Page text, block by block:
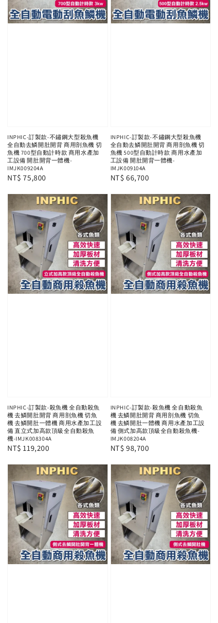
INPHIC-訂製款-不鏽鋼大型殺魚機
全自動去鱗開肚開背 商用剖魚機 切
魚機 700型自動計時款 商用水產加
工設備 開肚開背一體機-
IMJK009204A
Regular
NT$ 75,800
INPHIC-訂製款-不鏽鋼大型殺魚機
全自動去鱗開肚開背 商用剖魚機 切
魚機 500型自動計時款 商用水產加
工設備 開肚開背一體機-
IMJK009104A
Regular
NT$ 66,700
INPHIC-訂製款-殺魚機 全自動殺魚
機 去鱗開肚開背 商用剖魚機 切魚
機 去鱗開肚一體機 商用水產加工設
備 直立式加高款頂級全自動殺魚
機-IMJK008304A
Regular
NT$ 119,200
INPHIC-訂製款-殺魚機 全自動殺魚
機 去鱗開肚開背 商用剖魚機 切魚
機 去鱗開肚一體機 商用水產加工設
備 側式加高款頂級全自動殺魚機-
IMJK008204A
Regular
NT$ 98,700